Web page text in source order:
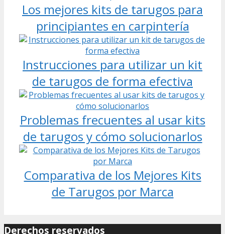
Los mejores kits de tarugos para
principiantes en carpintería
Instrucciones para utilizar un kit
de tarugos de forma efectiva
Problemas frecuentes al usar kits
de tarugos y cómo solucionarlos
Comparativa de los Mejores Kits
de Tarugos por Marca
Derechos reservados